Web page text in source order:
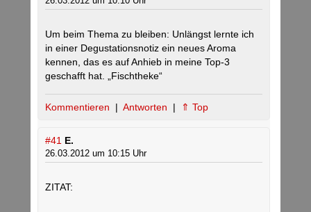
Um beim Thema zu bleiben: Unlängst lernte ich
in einer Degustationsnotiz ein neues Aroma
kennen, das es auf Anhieb in meine Top-3
geschafft hat. „Fischtheke“
Kommentieren | Antworten | ⇑ Top
#41 E.
26.03.2012 um 10:15 Uhr
ZITAT: